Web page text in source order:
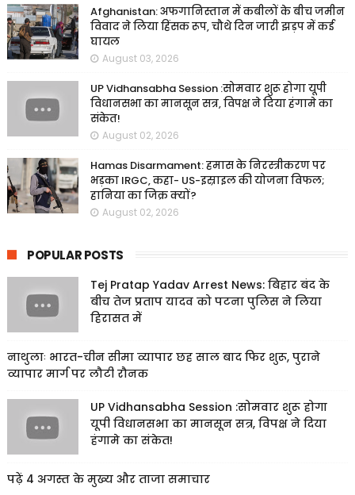
Afghanistan: अफगानिस्तान में कबीलों के बीच जमीन
विवाद ने लिया हिंसक रूप, चौथे दिन जारी झड़प में कई
घायल
August 03, 2026
UP Vidhansabha Session :सोमवार शुरू होगा यूपी
विधानसभा का मानसून सत्र, विपक्ष ने दिया हंगामे का
संकेत!
August 02, 2026
Hamas Disarmament: हमास के निरस्त्रीकरण पर
भड़का IRGC, कहा- US-इस्राइल की योजना विफल;
हानिया का जिक्र क्यों?
August 02, 2026
POPULAR POSTS
Tej Pratap Yadav Arrest News: बिहार बंद के
बीच तेज प्रताप यादव को पटना पुलिस ने लिया
हिरासत में
नाथुलाः भारत-चीन सीमा व्यापार छह साल बाद फिर शुरू, पुराने
व्यापार मार्ग पर लौटी रौनक
UP Vidhansabha Session :सोमवार शुरू होगा
यूपी विधानसभा का मानसून सत्र, विपक्ष ने दिया
हंगामे का संकेत!
पढ़ें 4 अगस्त के मुख्य और ताजा समाचार